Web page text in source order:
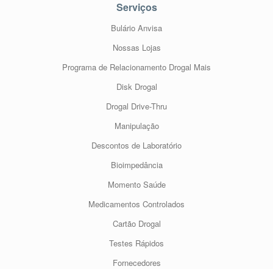
Serviços
Bulário Anvisa
Nossas Lojas
Programa de Relacionamento Drogal Mais
Disk Drogal
Drogal Drive-Thru
Manipulação
Descontos de Laboratório
Bioimpedância
Momento Saúde
Medicamentos Controlados
Cartão Drogal
Testes Rápidos
Fornecedores